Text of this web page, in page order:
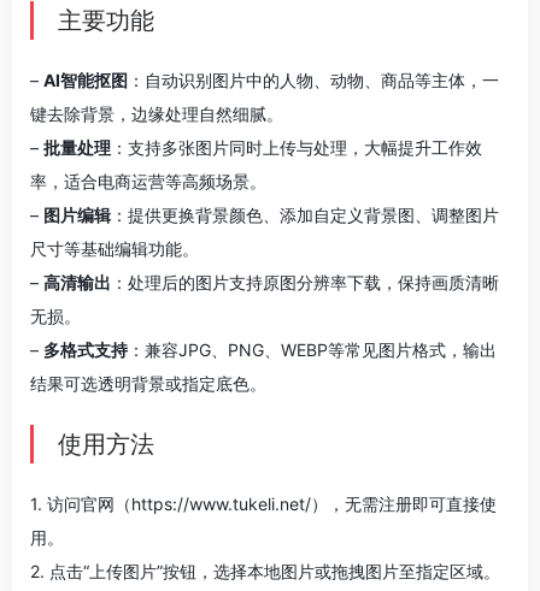
主要功能
– AI智能抠图 ：自动识别图片中的人物、动物、商品等主体，一
键去除背景，边缘处理自然细腻。
– 批量处理 ：支持多张图片同时上传与处理，大幅提升工作效
率，适合电商运营等高频场景。
– 图片编辑 ：提供更换背景颜色、添加自定义背景图、调整图片
尺寸等基础编辑功能。
– 高清输出 ：处理后的图片支持原图分辨率下载，保持画质清晰
无损。
– 多格式支持：兼容JPG、PNG、WEBP等常见图片格式，输出
结果可选透明背景或指定底色。
使用方法
1. 访问官网（https://www.tukeli.net/），无需注册即可直接使
用。
2. 点击“上传图片”按钮，选择本地图片或拖拽图片至指定区域。